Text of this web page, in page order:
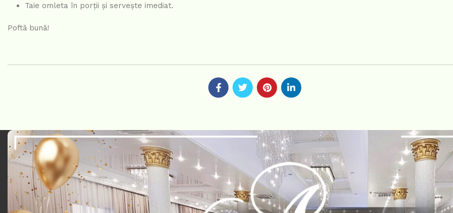
Taie omleta în porții și servește imediat.
Poftă bună!